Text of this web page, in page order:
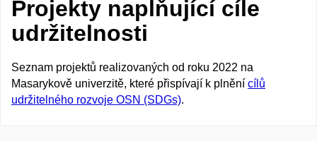
Projekty naplňující cíle
udržitelnosti
Seznam projektů realizovaných od roku 2022 na
Masarykově univerzitě, které přispívají k plnění cílů
udržitelného rozvoje OSN (SDGs).